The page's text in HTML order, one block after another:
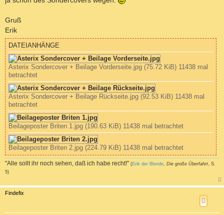
Gruß
Erik
DATEIANHÄNGE
Asterix Sondercover + Beilage Vorderseite.jpg (75.72 KiB) 11438 mal
betrachtet
Asterix Sondercover + Beilage Rückseite.jpg (92.53 KiB) 11438 mal
betrachtet
Beilageposter Briten 1.jpg (190.63 KiB) 11438 mal betrachtet
Beilageposter Briten 2.jpg (224.79 KiB) 11438 mal betrachtet
"Alle sollt ihr noch sehen, daß ich habe recht!" (Erik der Blonde Die große Überfahrt , S.
5)
Findefix